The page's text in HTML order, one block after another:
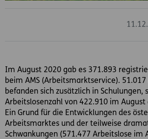
Im August 2020 gab es 371.893
beim AMS (Arbeitsmarktservice). 51.017
befanden sich zusätzlich in Schulungen,
Arbeitslosenzahl von 422.910 im August
Ein Grund für die Entwicklungen des
Arbeitsmarktes und der teilweise
Schwankungen (571.477 Arbeitslose im